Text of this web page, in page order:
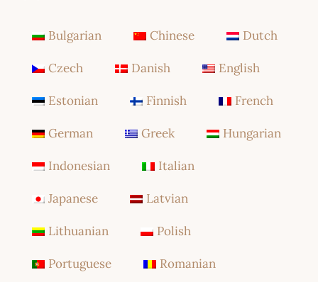
Bulgarian Chinese Dutch
Czech Danish English
Estonian Finnish French
German Greek Hungarian
Indonesian Italian
Japanese Latvian
Lithuanian Polish
Portuguese Romanian